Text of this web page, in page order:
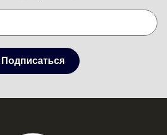
Подписаться